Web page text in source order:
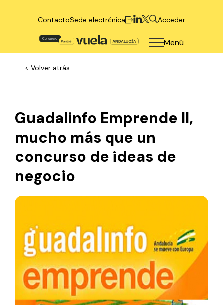
ContactoSede electrónica Acceder
Menú
< Volver atrás
Guadalinfo Emprende II,
mucho más que un
concurso de ideas de
negocio